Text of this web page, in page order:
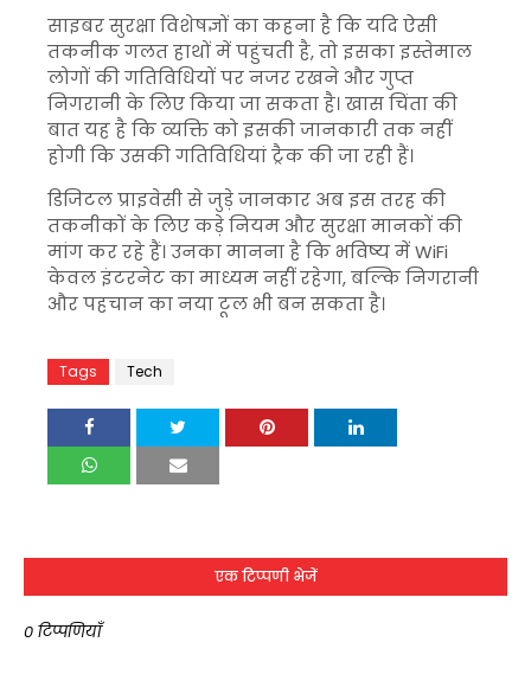
साइबर सुरक्षा विशेषज्ञों का कहना है कि यदि ऐसी
तकनीक गलत हाथों में पहुंचती है, तो इसका इस्तेमाल
लोगों की गतिविधियों पर नजर रखने और गुप्त
निगरानी के लिए किया जा सकता है। खास चिंता की
बात यह है कि व्यक्ति को इसकी जानकारी तक नहीं
होगी कि उसकी गतिविधियां ट्रैक की जा रही हैं।
डिजिटल प्राइवेसी से जुड़े जानकार अब इस तरह की
तकनीकों के लिए कड़े नियम और सुरक्षा मानकों की
मांग कर रहे हैं। उनका मानना है कि भविष्य में WiFi
केवल इंटरनेट का माध्यम नहीं रहेगा, बल्कि निगरानी
और पहचान का नया टूल भी बन सकता है।
Tags Tech
एक टिप्पणी भेजें
0 टिप्पणियाँ